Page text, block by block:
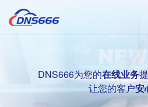
DNS666为您的在线业务
让您的客户安